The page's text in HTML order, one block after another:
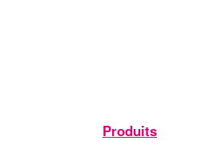
Produits